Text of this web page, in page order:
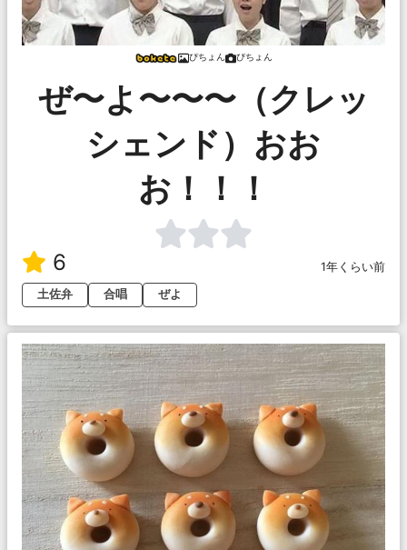
ぴちょん ぴちょん
ぜ〜よ〜〜〜（クレッ
シェンド）おお
お！！！
6
1年くらい前
土佐弁
合唱 ぜよ